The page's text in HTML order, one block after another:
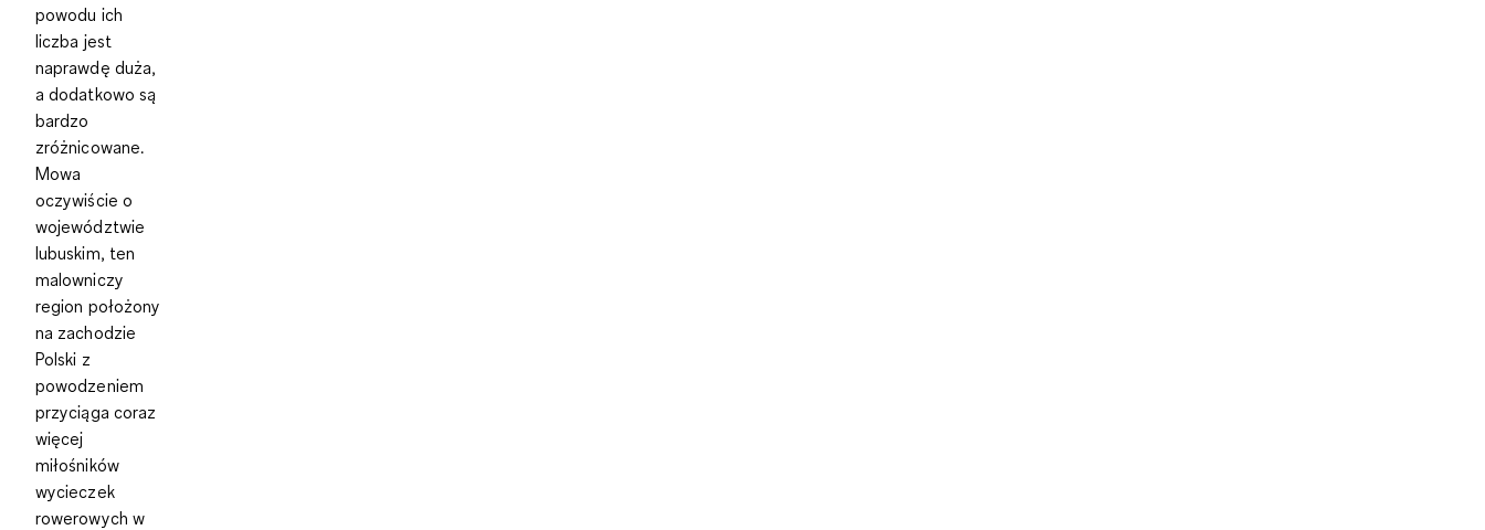
powodu ich
liczba jest
naprawdę duża,
a dodatkowo są
bardzo
zróżnicowane.
Mowa
oczywiście o
województwie
lubuskim, ten
malowniczy
region położony
na zachodzie
Polski z
powodzeniem
przyciąga coraz
więcej
miłośników
wycieczek
rowerowych w